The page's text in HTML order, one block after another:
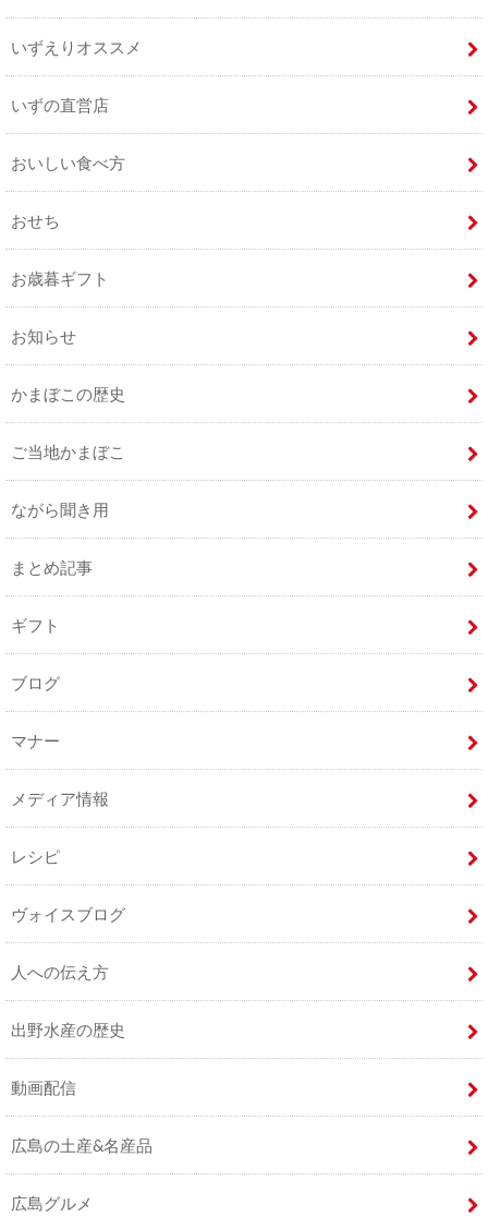
いずえりオススメ
いずの直営店
おいしい食べ方
おせち
お歳暮ギフト
お知らせ
かまぼこの歴史
ご当地かまぼこ
ながら聞き用
まとめ記事
ギフト
ブログ
マナー
メディア情報
レシピ
ヴォイスブログ
人への伝え方
出野水産の歴史
動画配信
広島の土産&名産品
広島グルメ